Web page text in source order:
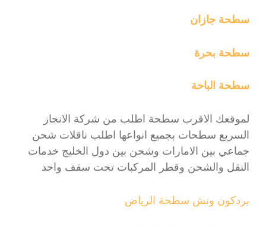
سطحة جازان
سطحة بحرة
سطحة الباحة
لموقعك الاقرب سطحة اطلب من شركة الانجاز
السريع سطحات بجميع انواعها اطلب ناقلات شحن
جماعي بين الامارات وشحن بين دول الخليج خدمات
النقل والشحن وقطر المركبات تحت سقف واحد
بردكون ونش سطحة الرياض